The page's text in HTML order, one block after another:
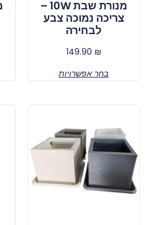
מנורת שבת 10W –
צריכה נמוכה צבע
לבחירה
149.90 ₪
בחר אפשרויות